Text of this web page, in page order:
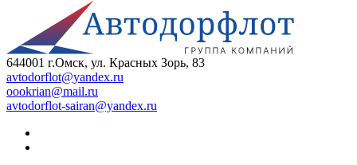
644001 г.Омск, ул. Красных Зорь, 83
avtodorflot@yandex.ru
oookrian@mail.ru
avtodorflot-sairan@yandex.ru